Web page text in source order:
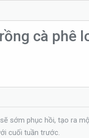
cà phê
sớm phục hồi, tạo ra
cuối tuần trước.